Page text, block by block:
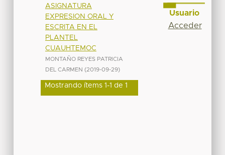
ASIGNATURA
EXPRESION ORAL Y
ESCRITA EN EL
PLANTEL
CUAUHTEMOC
MONTAÑO REYES PATRICIA
DEL CARMEN (2019-09-29)
Mostrando ítems 1-1 de 1
Usuario
Acceder